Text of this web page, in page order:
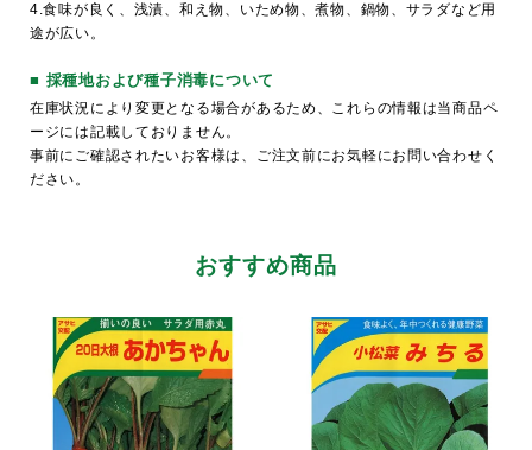
4.食味が良く、浅漬、和え物、いため物、煮物、鍋物、サラダなど用
途が広い。
■ 採種地および種子消毒について
在庫状況により変更となる場合があるため、これらの情報は当商品ペ
ージには記載しておりません。
事前にご確認されたいお客様は、ご注文前にお気軽にお問い合わせく
ださい。
おすすめ商品